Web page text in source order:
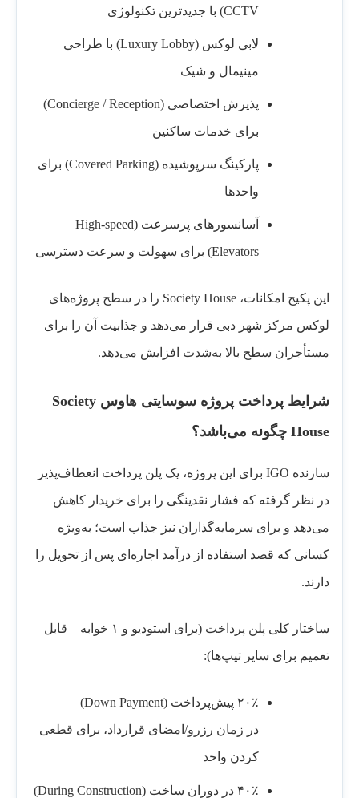
CCTV) با جدیدترین تکنولوژی
لابی لوکس (Luxury Lobby) با طراحی
مینیمال و شیک
پذیرش اختصاصی (Concierge / Reception)
برای خدمات ساکنین
پارکینگ سرپوشیده (Covered Parking) برای
واحدها
آسانسورهای پرسرعت (High-speed
Elevators) برای سهولت و سرعت دسترسی
این پکیج امکانات، Society House را در سطح پروژه‌های
لوکس مرکز شهر دبی قرار می‌دهد و جذابیت آن را برای
مستأجران سطح بالا به‌شدت افزایش می‌دهد.
شرایط پرداخت پروژه سوسایتی هاوس Society
House چگونه می‌باشد؟
سازنده IGO برای این پروژه، یک پلن پرداخت انعطاف‌پذیر
در نظر گرفته که فشار نقدینگی را برای خریدار کاهش
می‌دهد و برای سرمایه‌گذاران نیز جذاب است؛ به‌ویژه
کسانی که قصد استفاده از درآمد اجاره‌ای پس از تحویل را
دارند.
ساختار کلی پلن پرداخت (برای استودیو و ۱ خوابه – قابل
تعمیم برای سایر تیپ‌ها):
۲۰٪ پیش‌پرداخت (Down Payment)
در زمان رزرو/امضای قرارداد، برای قطعی
کردن واحد
۴۰٪ در دوران ساخت (During Construction)